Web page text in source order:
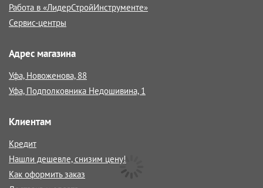
Работа в «ЛидерСтройИнструменте»
Сервис-центры
Адрес магазина
Уфа, Новоженова, 88
Уфа, Подполковника Недошивина, 1
Клиентам
Кредит
Нашли дешевле, снизим цену!
Как оформить заказ